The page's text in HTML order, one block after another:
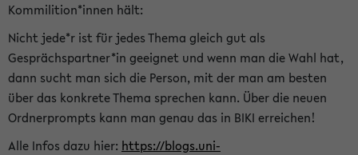
Kommilition*innen hält:
Nicht jede*r ist für jedes Thema gleich gut als
Gesprächspartner*in geeignet und wenn man die Wahl hat,
dann sucht man sich die Person, mit der man am besten
über das konkrete Thema sprechen kann. Über die neuen
Ordnerprompts kann man genau das in BIKI erreichen!
Alle Infos dazu hier: https://blogs.uni-